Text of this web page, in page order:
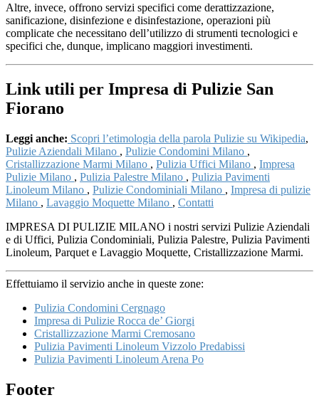
Altre, invece, offrono servizi specifici come derattizzazione,
sanificazione, disinfezione e disinfestazione, operazioni più
complicate che necessitano dell’utilizzo di strumenti tecnologici e
specifici che, dunque, implicano maggiori investimenti.
Link utili per Impresa di Pulizie San
Fiorano
Leggi anche: Scopri l’etimologia della parola Pulizie su Wikipedia,
Pulizie Aziendali Milano , Pulizie Condomini Milano ,
Cristallizzazione Marmi Milano , Pulizia Uffici Milano , Impresa
Pulizie Milano , Pulizia Palestre Milano , Pulizia Pavimenti
Linoleum Milano , Pulizie Condominiali Milano , Impresa di pulizie
Milano , Lavaggio Moquette Milano , Contatti
IMPRESA DI PULIZIE MILANO i nostri servizi Pulizie Aziendali
e di Uffici, Pulizia Condominiali, Pulizia Palestre, Pulizia Pavimenti
Linoleum, Parquet e Lavaggio Moquette, Cristallizzazione Marmi.
Effettuiamo il servizio anche in queste zone:
Pulizia Condomini Cergnago
Impresa di Pulizie Rocca de’ Giorgi
Cristallizzazione Marmi Cremosano
Pulizia Pavimenti Linoleum Vizzolo Predabissi
Pulizia Pavimenti Linoleum Arena Po
Footer